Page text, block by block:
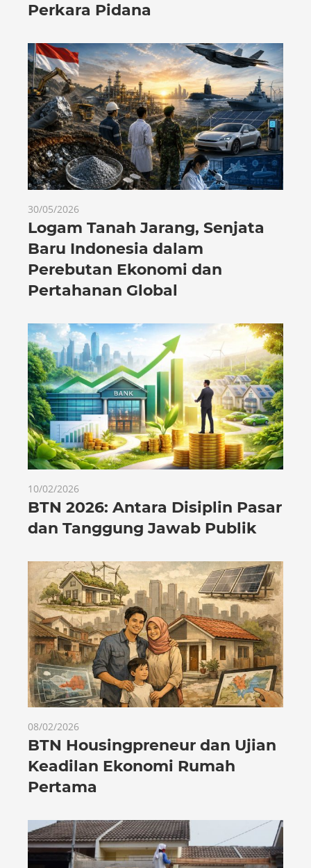
Perkara Pidana
30/05/2026
Logam Tanah Jarang, Senjata
Baru Indonesia dalam
Perebutan Ekonomi dan
Pertahanan Global
10/02/2026
BTN 2026: Antara Disiplin Pasar
dan Tanggung Jawab Publik
08/02/2026
BTN Housingpreneur dan Ujian
Keadilan Ekonomi Rumah
Pertama